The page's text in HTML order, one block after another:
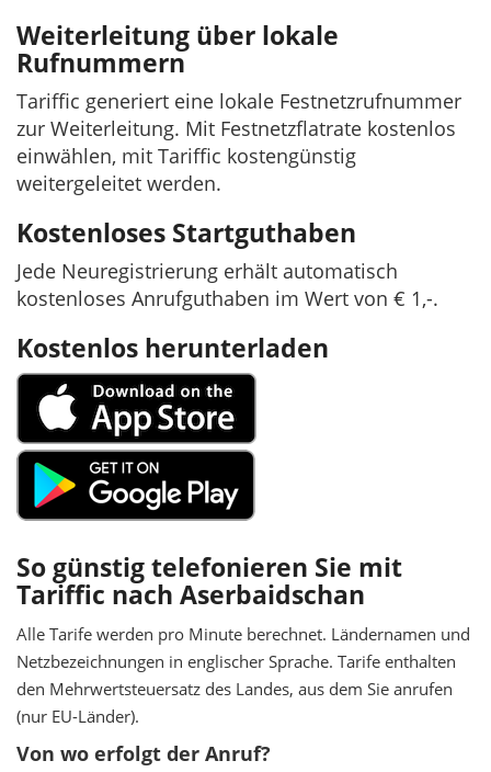
Weiterleitung über lokale
Rufnummern
Tariffic generiert eine lokale Festnetzrufnummer
zur Weiterleitung. Mit Festnetzflatrate kostenlos
einwählen, mit Tariffic kostengünstig
weitergeleitet werden.
Kostenloses Startguthaben
Jede Neuregistrierung erhält automatisch
kostenloses Anrufguthaben im Wert von € 1,-.
Kostenlos herunterladen
So günstig telefonieren Sie mit
Tariffic nach Aserbaidschan
Alle Tarife werden pro Minute berechnet. Ländernamen und
Netzbezeichnungen in englischer Sprache. Tarife enthalten
den Mehrwertsteuersatz des Landes, aus dem Sie anrufen
(nur EU-Länder).
Von wo erfolgt der Anruf?